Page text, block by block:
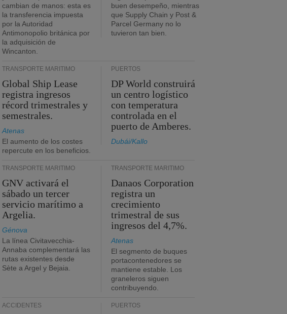
cambian de manos: esta es
la transferencia impuesta
por la Autoridad
Antimonopolio británica por
la adquisición de
Wincanton.
buen desempeño, mientras
que Supply Chain y Post &
Parcel Germany no lo
tuvieron tan bien.
TRANSPORTE MARÍTIMO
Global Ship Lease
registra ingresos
récord trimestrales y
semestrales.
Atenas
El aumento de los costes
repercute en los beneficios.
PUERTOS
DP World construirá
un centro logístico
con temperatura
controlada en el
puerto de Amberes.
Dubái/Kallo
TRANSPORTE MARÍTIMO
GNV activará el
sábado un tercer
servicio marítimo a
Argelia.
Génova
La línea Civitavecchia-
Annaba complementará las
rutas existentes desde
Sète a Argel y Bejaia.
TRANSPORTE MARÍTIMO
Danaos Corporation
registra un
crecimiento
trimestral de sus
ingresos del 4,7%.
Atenas
El segmento de buques
portacontenedores se
mantiene estable. Los
graneleros siguen
contribuyendo.
ACCIDENTES PUERTOS